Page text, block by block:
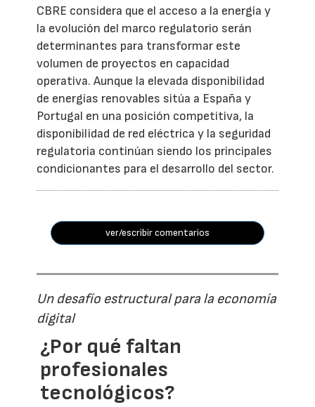
CBRE considera que el acceso a la energía y
la evolución del marco regulatorio serán
determinantes para transformar este
volumen de proyectos en capacidad
operativa. Aunque la elevada disponibilidad
de energías renovables sitúa a España y
Portugal en una posición competitiva, la
disponibilidad de red eléctrica y la seguridad
regulatoria continúan siendo los principales
condicionantes para el desarrollo del sector.
ver/escribir comentarios
Un desafío estructural para la economía
digital
¿Por qué faltan
profesionales
tecnológicos?